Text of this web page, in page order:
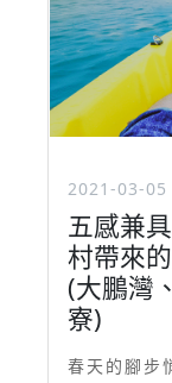
2021-03-05
五感兼
村帶來
(大鵬灣
寮)
春天的腳步